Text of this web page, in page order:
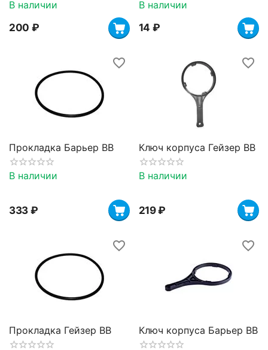
В наличии
‍200‍ ₽
В наличии
‍14‍ ₽
Прокладка Барьер BB
В наличии
‍333‍ ₽
Ключ корпуса Гейзер BB
В наличии
‍219‍ ₽
Прокладка Гейзер BB Ключ корпуса Барьер BB